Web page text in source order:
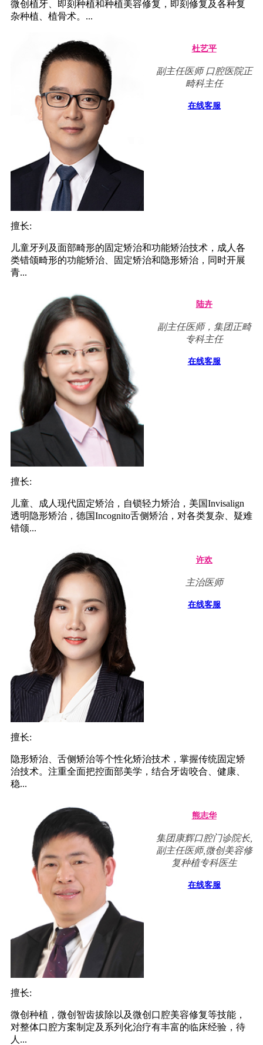
微创植牙、即刻种植和种植美容修复，即刻修复及各种复
杂种植、植骨术。...
杜艺平
副主任医师 口腔医院正
畸科主任
在线客服
擅长:
儿童牙列及面部畸形的固定矫治和功能矫治技术，成人各
类错颌畸形的功能矫治、固定矫治和隐形矫治，同时开展
青...
陆卉
副主任医师，集团正畸
专科主任
在线客服
擅长:
儿童、成人现代固定矫治，自锁轻力矫治，美国Invisalign
透明隐形矫治，德国Incognito舌侧矫治，对各类复杂、疑难
错颌...
许欢
主治医师
在线客服
擅长:
隐形矫治、舌侧矫治等个性化矫治技术，掌握传统固定矫
治技术。注重全面把控面部美学，结合牙齿咬合、健康、
稳...
熊志华
集团康辉口腔门诊院长,
副主任医师,微创美容修
复种植专科医生
在线客服
擅长:
微创种植，微创智齿拔除以及微创口腔美容修复等技能，
对整体口腔方案制定及系列化治疗有丰富的临床经验，待
人...